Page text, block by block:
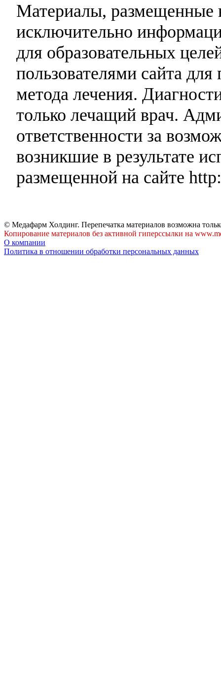
Материалы, размещенные
исключительно
для образовательных
пользователями сайта
метода лечения.
только лечащий врач.
ответственности за
возникшие в результате
размещенной на сайте
© Медафарм Холдинг. Перепечатка материалов возможна
Копирование материалов без активной гиперссылки на
О компании
Политика в отношении обработки персональных данных